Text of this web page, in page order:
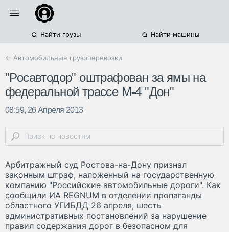
Найти грузы Найти машины
← Автомобильные грузоперевозки
"Росавтодор" оштрафован за ямы на
федеральной трассе М-4 "Дон"
08:59, 26 Апреля 2013
Арбитражный суд Ростова-на-Дону признал
законным штраф, наложенный на государственную
компанию "Российские автомобильные дороги". Как
сообщили ИА REGNUM в отделении пропаганды
областного УГИБДД 26 апреля, шесть
административных постановлений за нарушение
правил содержания дорог в безопасном для